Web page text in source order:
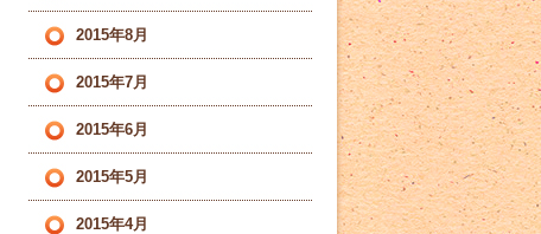
2015年8月
2015年7月
2015年6月
2015年5月
2015年4月